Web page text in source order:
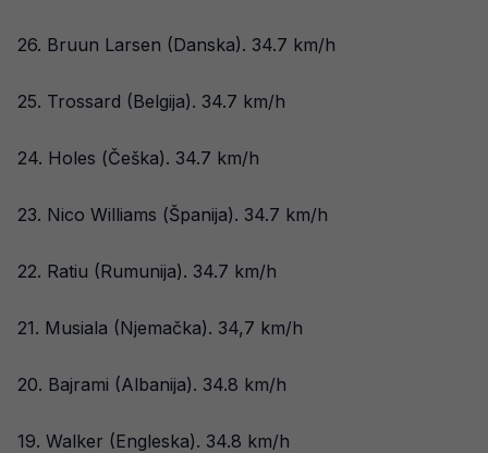
26. Bruun Larsen (Danska). 34.7 km/h
25. Trossard (Belgija). 34.7 km/h
24. Holes (Češka). 34.7 km/h
23. Nico Williams (Španija). 34.7 km/h
22. Ratiu (Rumunija). 34.7 km/h
21. Musiala (Njemačka). 34,7 km/h
20. Bajrami (Albanija). 34.8 km/h
19. Walker (Engleska). 34.8 km/h